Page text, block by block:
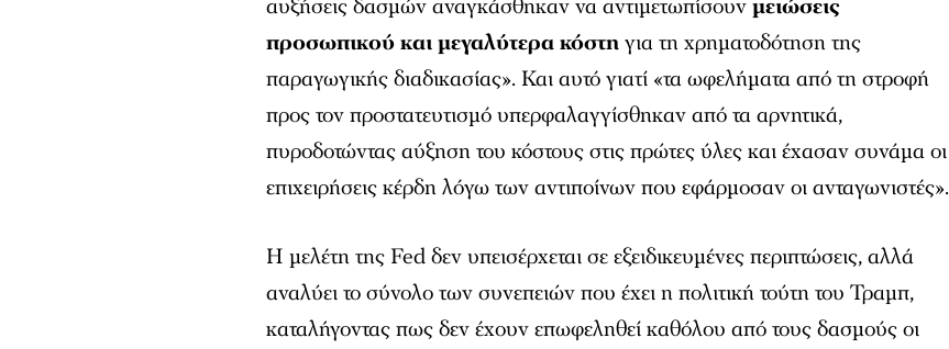
αυξήσεις δασμών αναγκάσθηκαν να αντιμετωπίσουνμειώσεις
προσωπικού και μεγαλύτερα κόστηγια τη χρηματοδότηση της
παραγωγικής διαδικασίας». Και αυτό γιατί «τα ωφελήματα από τη στροφή
προς τον προστατευτισμό υπερφαλαγγίσθηκαν από τα αρνητικά,
πυροδοτώντας αύξηση του κόστους στις πρώτες ύλες και έχασαν συνάμα οι
επιχειρήσεις κέρδη λόγω των αντιποίνων που εφάρμοσαν οι ανταγωνιστές».
Η μελέτη της Fed δεν υπεισέρχεται σε εξειδικευμένες περιπτώσεις, αλλά
αναλύει το σύνολο των συνεπειών που έχει η πολιτική τούτη του Τραμπ,
καταλήγοντας πως δεν έχουν επωφεληθεί καθόλου από τους δασμούς οι